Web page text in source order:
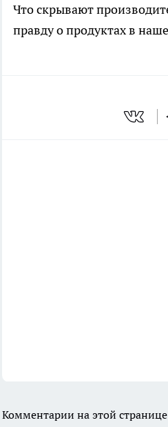
Что скрывают
правду о продуктах в
Комментарии на этой